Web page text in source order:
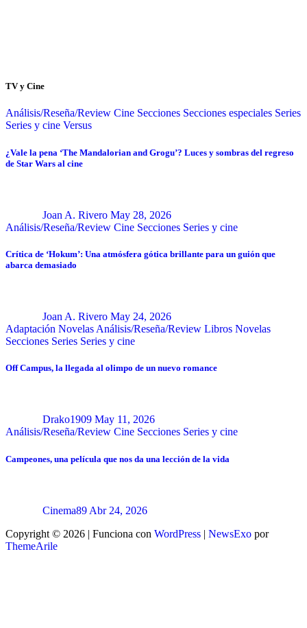
TV y Cine
Análisis/Reseña/Review Cine Secciones Secciones especiales Series
Series y cine Versus
¿Vale la pena ‘The Mandalorian and Grogu’? Luces y sombras del regreso
de Star Wars al cine
Joan A. Rivero May 28, 2026
Análisis/Reseña/Review Cine Secciones Series y cine
Crítica de ‘Hokum’: Una atmósfera gótica brillante para un guión que
abarca demasiado
Joan A. Rivero May 24, 2026
Adaptación Novelas Análisis/Reseña/Review Libros Novelas
Secciones Series Series y cine
Off Campus, la llegada al olimpo de un nuevo romance
Drako1909 May 11, 2026
Análisis/Reseña/Review Cine Secciones Series y cine
Campeones, una película que nos da una lección de la vida
Cinema89 Abr 24, 2026
Copyright © 2026 | Funciona con WordPress | NewsExo por
ThemeArile